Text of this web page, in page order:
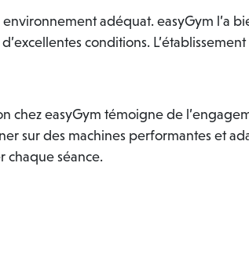
adéquat. easyGym l’a
conditions.
chez easyGym témoigne de
sur des machines performantes et
chaque séance.